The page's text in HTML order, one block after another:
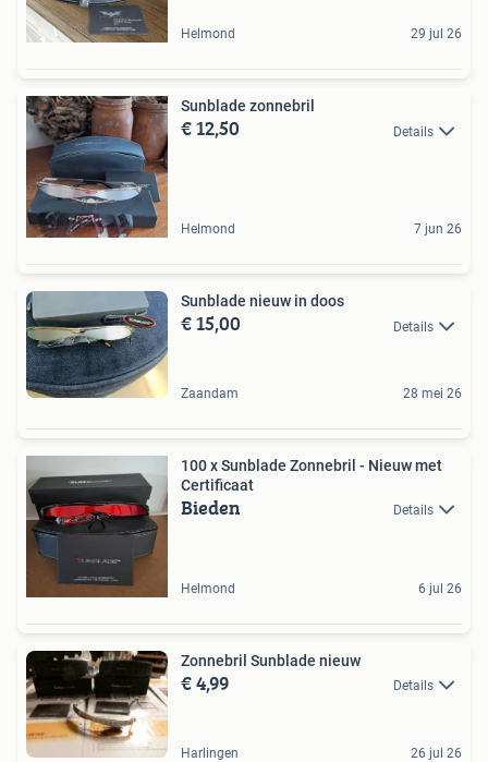
Helmond 29 jul 26
Sunblade zonnebril
€ 12,50 Details
Helmond 7 jun 26
Sunblade nieuw in doos
€ 15,00 Details
Zaandam 28 mei 26
100 x Sunblade Zonnebril - Nieuw met
Certificaat
Bieden Details
Helmond 6 jul 26
Zonnebril Sunblade nieuw
€ 4,99 Details
Harlingen 26 jul 26